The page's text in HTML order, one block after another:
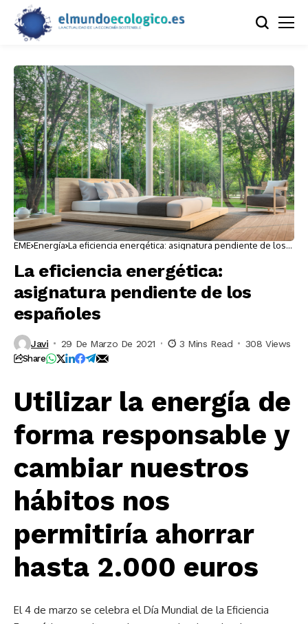
EME Energía La eficiencia energética: asignatura pendiente de los
La eficiencia energética:
asignatura pendiente de los
españoles
Javi 29 De Marzo De 2021 3 Mins Read 308 Views
Share
Utilizar la energía de
forma responsable y
cambiar nuestros
hábitos nos
permitiría ahorrar
hasta 2.000 euros
El 4 de marzo se celebra el Día Mundial de la Eficiencia